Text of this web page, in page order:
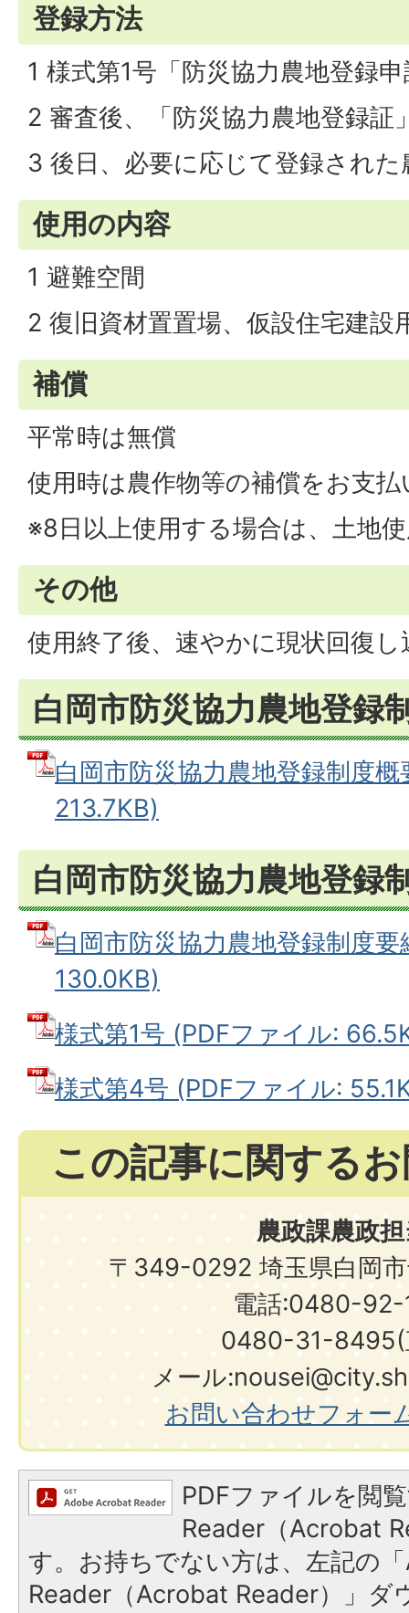
登録方法
1 様式第1号「防災協力農地登録
2 審査後、「防災協力農地登録証
3 後日、必要に応じて登録され
使用の内容
1 避難空間
2 復旧資材置置場、仮設住宅建設
補償
平常時は無償
使用時は農作物等の補償をお支払
※8日以上使用する場合は、土地
その他
使用終了後、速やかに現状回復
白岡市防災協力農地登録
白岡市防災協力農地登録制度
213.7KB)
白岡市防災協力農地登録
白岡市防災協力農地登録制度
130.0KB)
様式第1号 (PDFファイル:
様式第4号 (PDFファイル:
この記事に関する
農政課農政
〒349-0292 埼玉県白岡
電話:0480-92-
0480-31-8495(
メール
お問い合わせフォー
PDFファイルを閲
Reader（Acrobat
す。お持ちでない方は、左記の
Reader（Acrobat Reader）」ダ